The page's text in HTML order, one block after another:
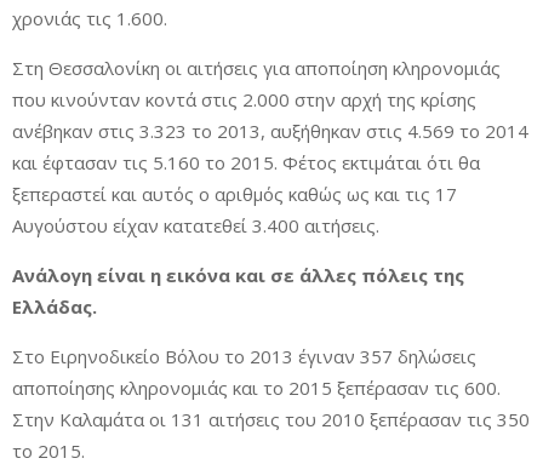
χρονιάς τις 1.600.
Στη Θεσσαλονίκη οι αιτήσεις για αποποίηση κληρονομιάς
που κινούνταν κοντά στις 2.000 στην αρχή της κρίσης
ανέβηκαν στις 3.323 το 2013, αυξήθηκαν στις 4.569 το 2014
και έφτασαν τις 5.160 το 2015. Φέτος εκτιμάται ότι θα
ξεπεραστεί και αυτός ο αριθμός καθώς ως και τις 17
Αυγούστου είχαν κατατεθεί 3.400 αιτήσεις.
Ανάλογη είναι η εικόνα και σε άλλες πόλεις της
Ελλάδας.
Στο Ειρηνοδικείο Βόλου το 2013 έγιναν 357 δηλώσεις
αποποίησης κληρονομιάς και το 2015 ξεπέρασαν τις 600.
Στην Καλαμάτα οι 131 αιτήσεις του 2010 ξεπέρασαν τις 350
το 2015.